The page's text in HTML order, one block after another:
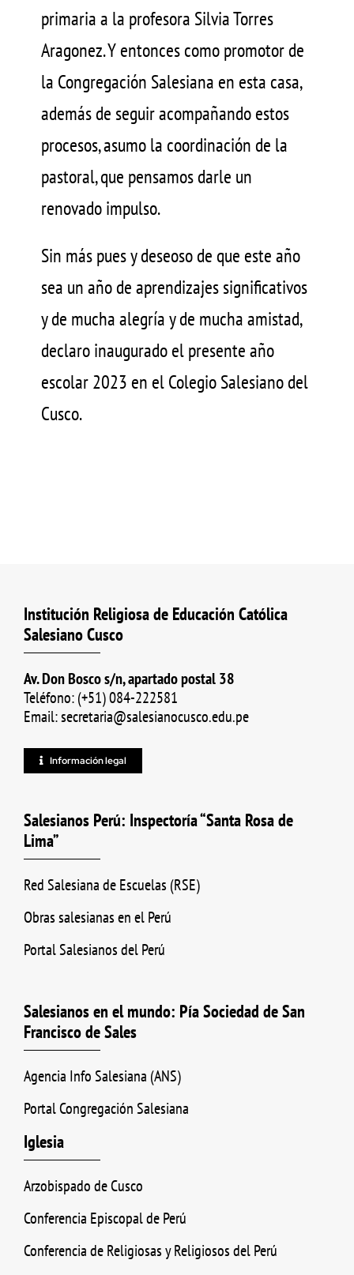
primaria a la profesora Silvia Torres
Aragonez. Y entonces como promotor de
la Congregación Salesiana en esta casa,
además de seguir acompañando estos
procesos, asumo la coordinación de la
pastoral, que pensamos darle un
renovado impulso.
Sin más pues y deseoso de que este año
sea un año de aprendizajes significativos
y de mucha alegría y de mucha amistad,
declaro inaugurado el presente año
escolar 2023 en el Colegio Salesiano del
Cusco.
Institución Religiosa de Educación Católica
Salesiano Cusco
Av. Don Bosco s/n, apartado postal 38
Teléfono: (+51) 084-222581
Email: secretaria@salesianocusco.edu.pe
Información legal
Salesianos Perú: Inspectoría “Santa Rosa de
Lima”
Red Salesiana de Escuelas (RSE)
Obras salesianas en el Perú
Portal Salesianos del Perú
Salesianos en el mundo: Pía Sociedad de San
Francisco de Sales
Agencia Info Salesiana (ANS)
Portal Congregación Salesiana
Iglesia
Arzobispado de Cusco
Conferencia Episcopal de Perú
Conferencia de Religiosas y Religiosos del Perú